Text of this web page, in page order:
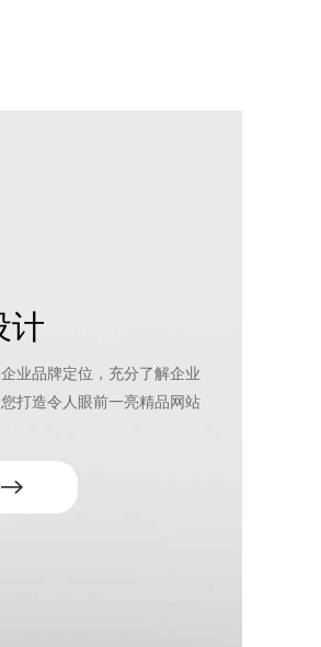
计
业品牌定位，充分了解企业
打造令人眼前一亮精品网站